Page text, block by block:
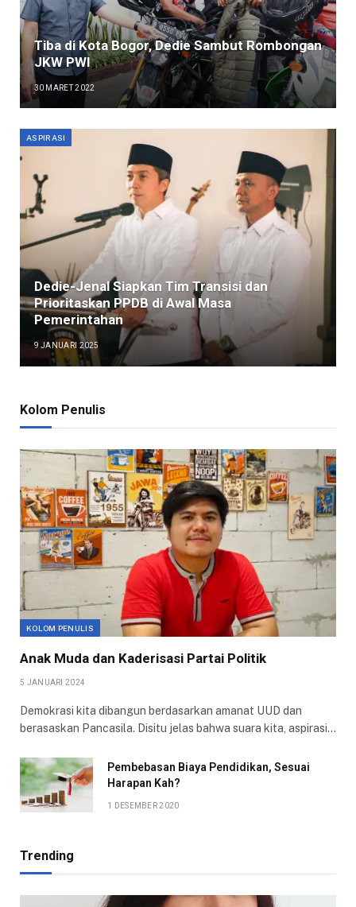
Tiba di Kota Bogor, Dedie Sambut Rombongan
JKW PWI
30 MARET 2022
ASPIRASI
Dedie-Jenal Siapkan Tim Transisi dan
Prioritaskan PPDB di Awal Masa
Pemerintahan
9 JANUARI 2025
Kolom Penulis
KOLOM PENULIS
Anak Muda dan Kaderisasi Partai Politik
5 JANUARI 2024
Demokrasi kita dibangun berdasarkan amanat UUD dan
berasaskan Pancasila. Disitu jelas bahwa suara kita, aspirasi…
Pembebasan Biaya Pendidikan, Sesuai
Harapan Kah?
1 DESEMBER 2020
Trending